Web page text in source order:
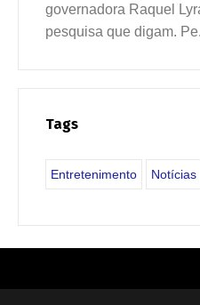
governadora Raquel
pesquisa que digam.
Tags
Entretenimento Notícias